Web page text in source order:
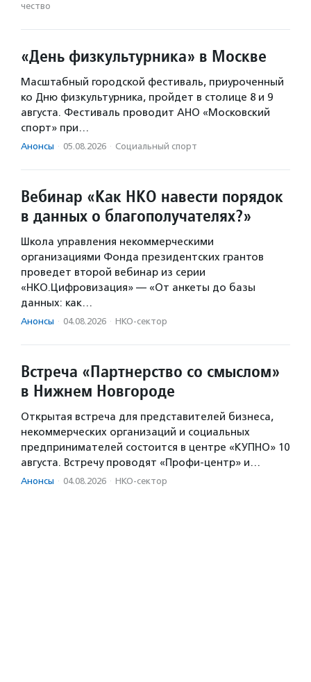
чест­во
«День физкультурника» в Москве
Масштабный городской фестиваль, приуроченный
ко Дню физкультурника, пройдет в столице 8 и 9
августа. Фестиваль проводит АНО «Московский
спорт» при…
Анонсы · 05.08.2026 · Социальный спорт
Вебинар «Как НКО навести порядок
в данных о благополучателях?»
Школа управления некоммерческими
организациями Фонда президентских грантов
проведет второй вебинар из серии
«НКО.Цифровизация» — «От анкеты до базы
данных: как…
Анонсы · 04.08.2026 · НКО-сектор
Встреча «Партнерство со смыслом»
в Нижнем Новгороде
Открытая встреча для представителей бизнеса,
некоммерческих организаций и социальных
предпринимателей состоится в центре «КУПНО» 10
августа. Встречу проводят «Профи-центр» и…
Анонсы · 04.08.2026 · НКО-сектор